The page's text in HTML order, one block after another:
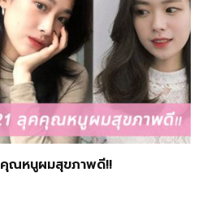
ณหนูผมสุขภาพดี!!